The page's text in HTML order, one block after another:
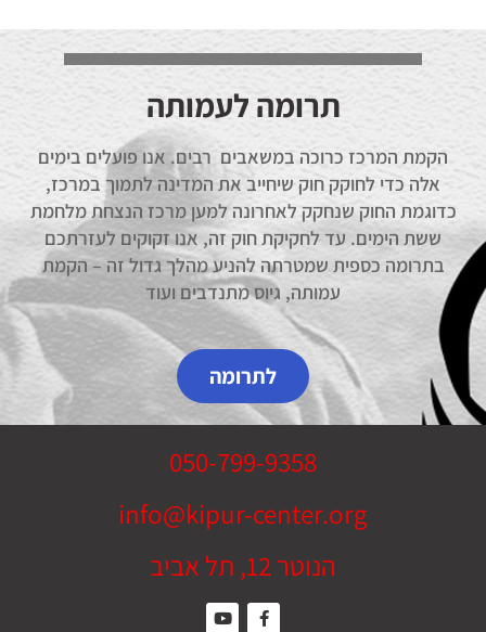
תרומה לעמותה
הקמת המרכז כרוכה במשאבים רבים. אנו פועלים בימים
אלה כדי לחוקק חוק שיחייב את המדינה לתמוך במרכז,
כדוגמת החוק שנחקק לאחרונה למען מרכז הנצחת מלחמת
ששת הימים. עד לחקיקת חוק זה, אנו זקוקים לעזרתכם
בתרומה כספית שמטרתה להניע מהלך גדול זה – הקמת
עמותה, גיוס מתנדבים ועוד
לתרומה
050-799-9358
info@kipur-center.org
הנוטר 12, תל אביב